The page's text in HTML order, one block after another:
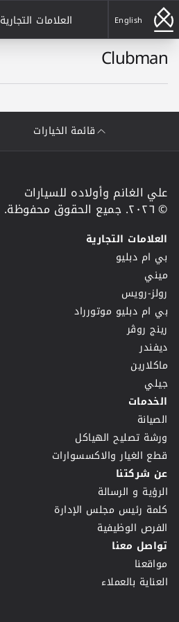
English
العلامات التجارية
Clubman
قائمة الخيارات
علي الغانم وأولاده للسيارات
© ٢٠٢٦. جميع الحقوق محفوظة.
العلامات التجارية
بي ام دبليو
ميني
رولز-رويس
بي ام دبليو موتورراد
رينج روڤر
ديفندر
ماكلارين
جيلي
الخدمات
الصيانة
ورشة تصليح الهياكل
قطع الغيار والاكسسوارات
عن شركتنا
الرؤية و الرسالة
كلمة رئيس مجلس الإدارة
الفرص الوظيفية
تواصل معنا
مواقعنا
العناية بالعملاء